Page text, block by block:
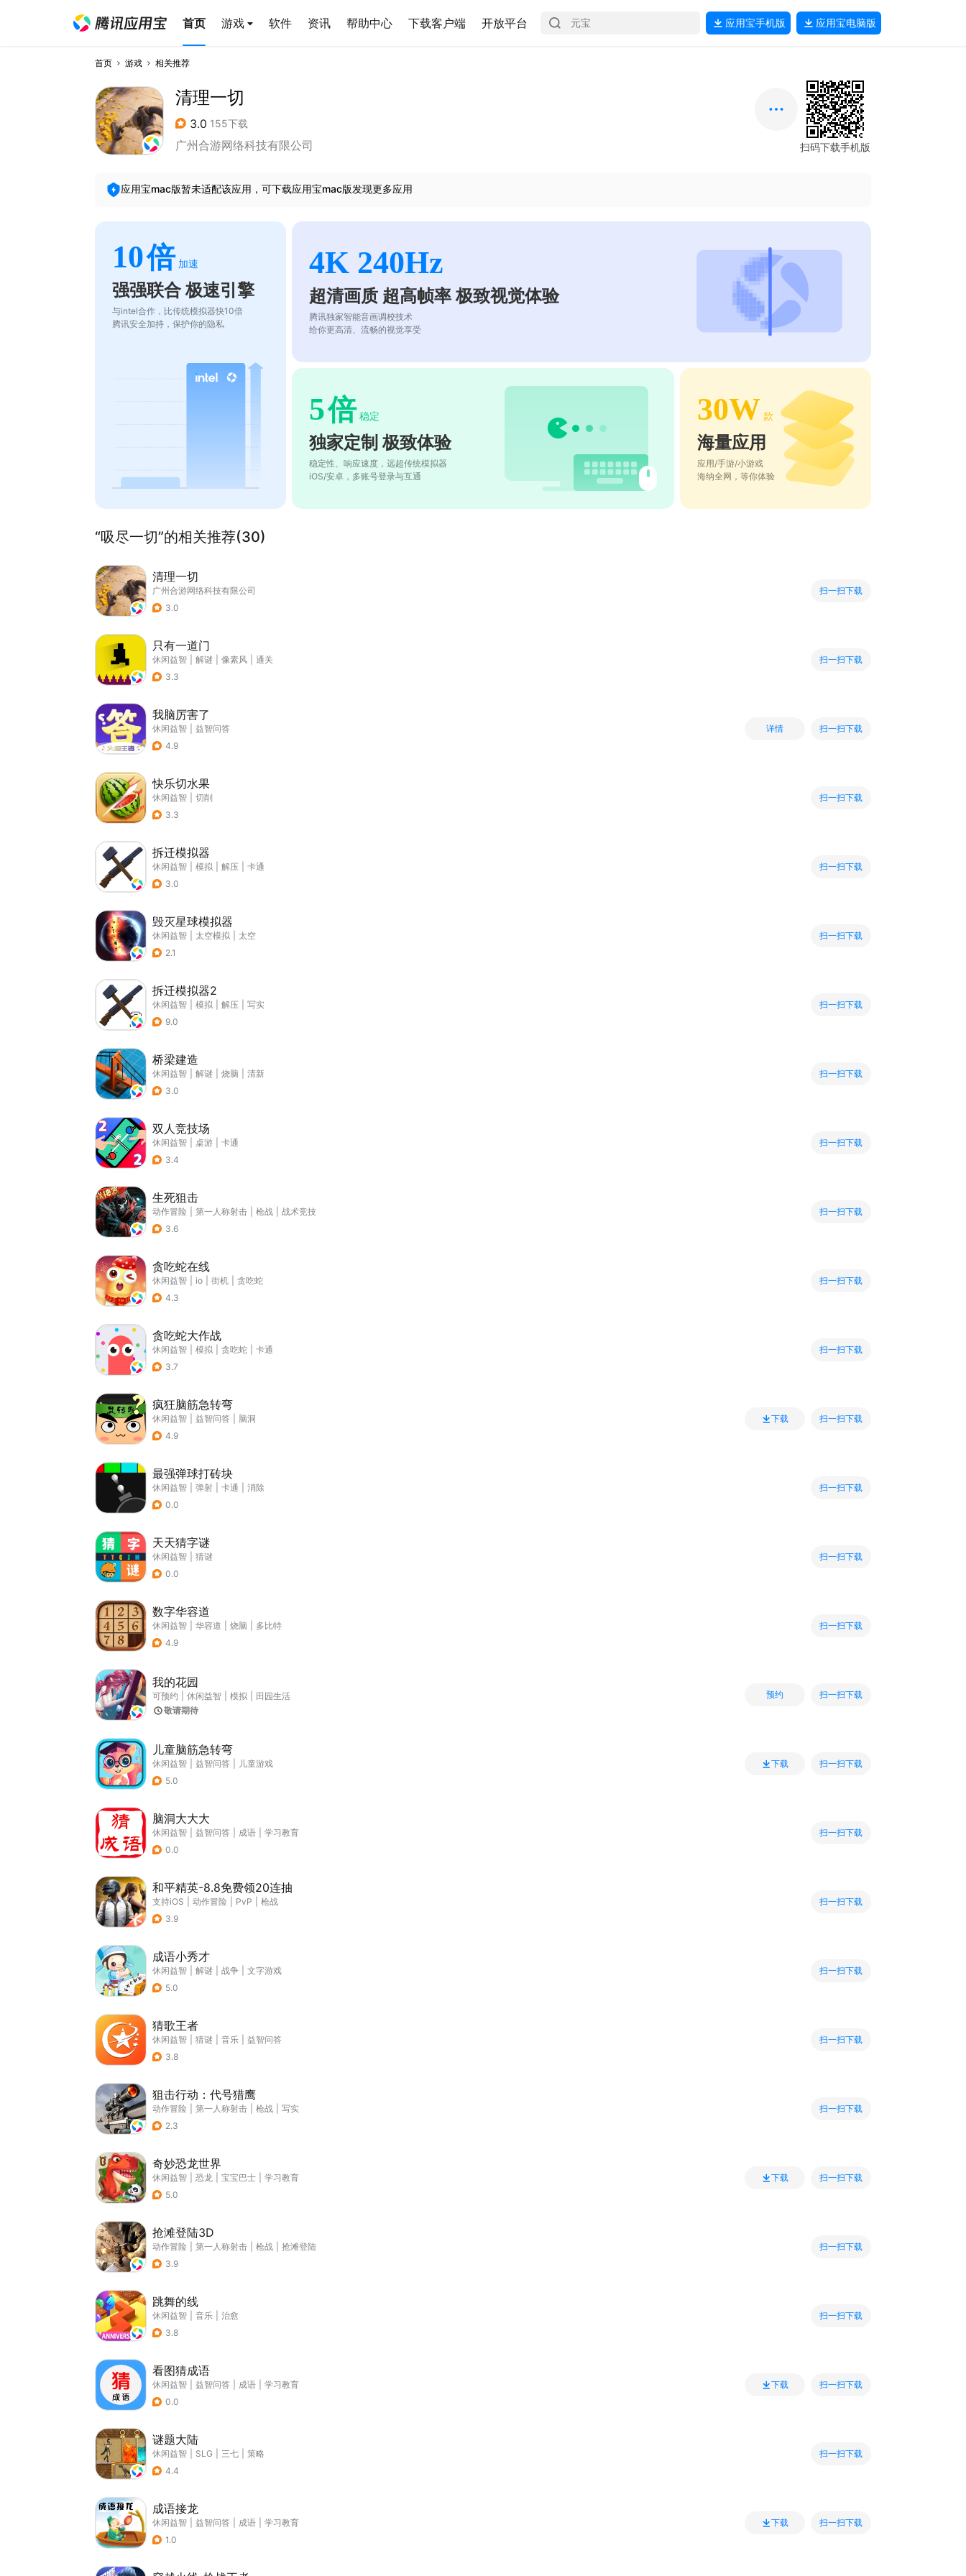
首页 游戏 软件 资讯 帮助中心 下载客户端 开放平台 应用宝手机版 应用宝电脑版
首页 游戏 相关推荐
清理一切
3.0 155下载
广州合游网络科技有限公司 扫码下载手机版
应用宝mac版暂未适配该应用，可下载应用宝mac版发现更多应用
10倍 加速
强强联合 极速引擎
与intel合作，比传统模拟器快10倍
腾讯安全加持，保护你的隐私
4K 240Hz
超清画质 超高帧率 极致视觉体验
腾讯独家智能音画调校技术
给你更高清、流畅的视觉享受
5倍 稳定
独家定制 极致体验
稳定性、响应速度，远超传统模拟器
iOS/安卓，多账号登录与互通
30W 款
海量应用
应用/手游/小游戏
海纳全网，等你体验
“吸尽一切”的相关推荐(30)
清理一切
广州合游网络科技有限公司
3.0
扫一扫下载
只有一道门
休闲益智 解谜 像素风
通关
3.3
扫一扫下载
我脑厉害了
休闲益智
益智问答
4.9
详情 扫一扫下载
快乐切水果
休闲益智
切削
3.3
扫一扫下载
拆迁模拟器
休闲益智 模拟 解压
卡通
3.0
扫一扫下载
毁灭星球模拟器
休闲益智 太空模拟
太空
2.1
扫一扫下载
拆迁模拟器2
休闲益智 模拟 解压
写实
9.0
扫一扫下载
桥梁建造
休闲益智 解谜 烧脑
清新
3.0
扫一扫下载
双人竞技场
休闲益智 桌游
卡通
3.4
扫一扫下载
生死狙击
动作冒险 第一人称射击 枪战
战术竞技
3.6
扫一扫下载
贪吃蛇在线
休闲益智 io 街机
贪吃蛇
4.3
扫一扫下载
贪吃蛇大作战
休闲益智 模拟 贪吃蛇
卡通
3.7
扫一扫下载
疯狂脑筋急转弯
休闲益智 益智问答
脑洞
4.9
下载 扫一扫下载
最强弹球打砖块
休闲益智 弹射 卡通
消除
0.0
扫一扫下载
天天猜字谜
休闲益智
猜谜
0.0
扫一扫下载
数字华容道
休闲益智 华容道 烧脑
多比特
4.9
扫一扫下载
我的花园
可预约 休闲益智 模拟
田园生活
敬请期待
预约 扫一扫下载
儿童脑筋急转弯
休闲益智 益智问答
儿童游戏
5.0
下载 扫一扫下载
脑洞大大大
休闲益智 益智问答 成语
学习教育
0.0
扫一扫下载
和平精英-8.8免费领20连抽
支持iOS 动作冒险 PvP
枪战
3.9
扫一扫下载
成语小秀才
休闲益智 解谜 战争
文字游戏
5.0
扫一扫下载
猜歌王者
休闲益智 猜谜 音乐
益智问答
3.8
扫一扫下载
狙击行动：代号猎鹰
动作冒险 第一人称射击 枪战
写实
2.3
扫一扫下载
奇妙恐龙世界
休闲益智 恐龙 宝宝巴士
学习教育
5.0
下载 扫一扫下载
抢滩登陆3D
动作冒险 第一人称射击 枪战
抢滩登陆
3.9
扫一扫下载
跳舞的线
休闲益智 音乐
治愈
3.8
扫一扫下载
看图猜成语
休闲益智 益智问答 成语
学习教育
0.0
下载 扫一扫下载
谜题大陆
休闲益智 SLG 三七
策略
4.4
扫一扫下载
成语接龙
休闲益智 益智问答 成语
学习教育
1.0
下载 扫一扫下载